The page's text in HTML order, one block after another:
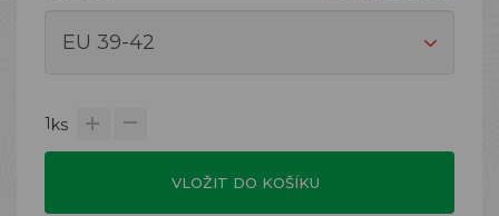
1ks
VLOŽIT DO KOŠÍKU